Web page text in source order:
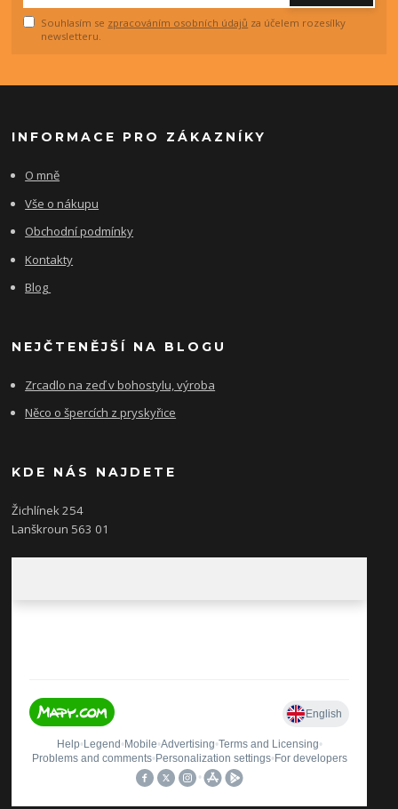
Souhlasím se zpracováním osobních údajů za účelem rozesílky
newsletteru.
INFORMACE PRO ZÁKAZNÍKY
O mně
Vše o nákupu
Obchodní podmínky
Kontakty
Blog
NEJČTENĚJŠÍ NA BLOGU
Zrcadlo na zeď v bohostylu, výroba
Něco o špercích z pryskyřice
KDE NÁS NAJDETE
Žichlínek 254
Lanškroun 563 01